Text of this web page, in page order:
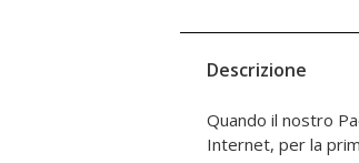
Descrizione
Quando il nostro
Internet, per la
Deputati, un
Dichiarazione dei